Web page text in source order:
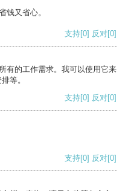
钱又省心。
支持[0] 反对[0]
有的工作需求。我可以使用它来
等。
支持[0] 反对[0]
支持[0] 反对[0]